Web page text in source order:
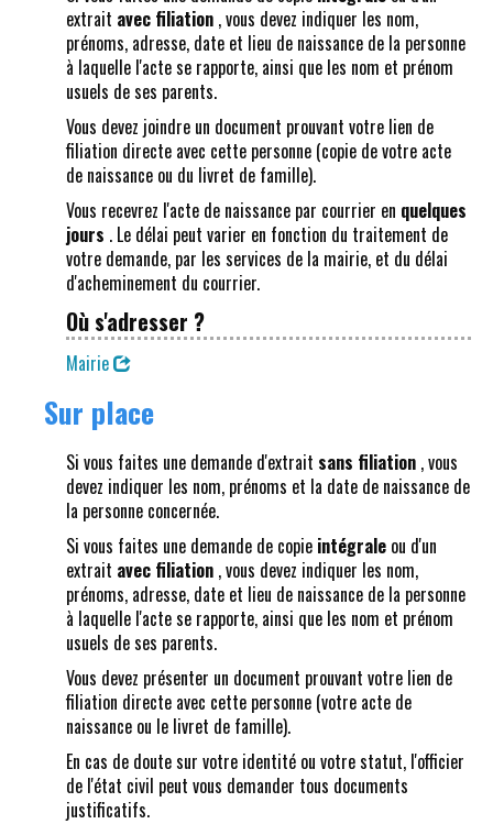
extrait avec filiation , vous devez indiquer les nom,
prénoms, adresse, date et lieu de naissance de la personne
à laquelle l'acte se rapporte, ainsi que les nom et prénom
usuels de ses parents.
Vous devez joindre un document prouvant votre lien de
filiation directe avec cette personne (copie de votre acte
de naissance ou du livret de famille).
Vous recevrez l'acte de naissance par courrier en quelques
jours . Le délai peut varier en fonction du traitement de
votre demande, par les services de la mairie, et du délai
d'acheminement du courrier.
Où s'adresser ?
Mairie
Sur place
Si vous faites une demande d'extrait sans filiation , vous
devez indiquer les nom, prénoms et la date de naissance de
la personne concernée.
Si vous faites une demande de copie intégrale ou d'un
extrait avec filiation , vous devez indiquer les nom,
prénoms, adresse, date et lieu de naissance de la personne
à laquelle l'acte se rapporte, ainsi que les nom et prénom
usuels de ses parents.
Vous devez présenter un document prouvant votre lien de
filiation directe avec cette personne (votre acte de
naissance ou le livret de famille).
En cas de doute sur votre identité ou votre statut, l'officier
de l'état civil peut vous demander tous documents
justificatifs.